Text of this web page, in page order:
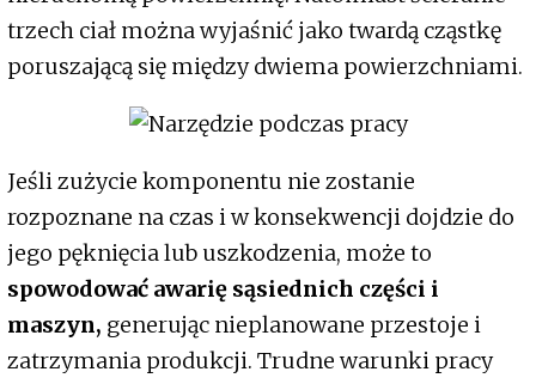
trzech ciał można wyjaśnić jako twardą cząstkę
poruszającą się między dwiema powierzchniami.
Jeśli zużycie komponentu nie zostanie
rozpoznane na czas i w konsekwencji dojdzie do
jego pęknięcia lub uszkodzenia, może to
spowodować awarię sąsiednich części i
maszyn, generując nieplanowane przestoje i
zatrzymania produkcji. Trudne warunki pracy